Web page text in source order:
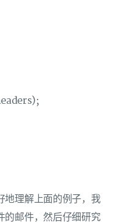
地理解上面的例子，我
的邮件，然后仔细研究